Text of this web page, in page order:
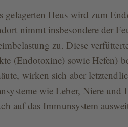
gelagerten Heus wird zum
nimmt insbesondere der
zu. Diese
(Endotoxine) sowie Hefen)
wirken sich aber
wie Leber, Niere
auf das Immunsystem